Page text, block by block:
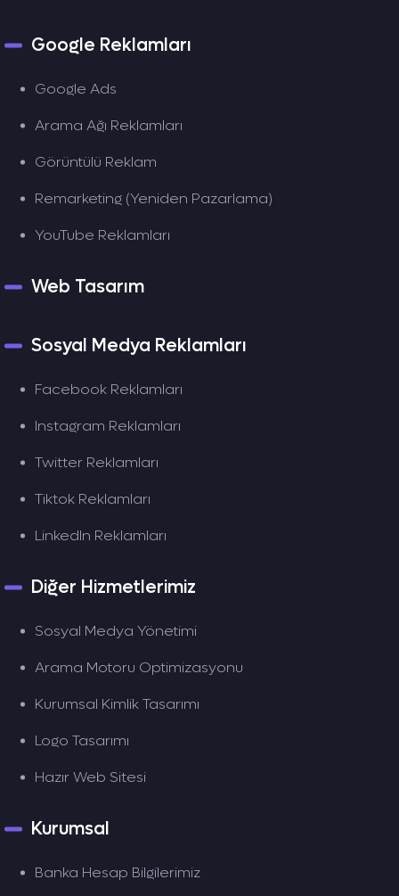
Google Reklamları
Google Ads
Arama Ağı Reklamları
Görüntülü Reklam
Remarketing (Yeniden Pazarlama)
YouTube Reklamları
Web Tasarım
Sosyal Medya Reklamları
Facebook Reklamları
Instagram Reklamları
Twitter Reklamları
Tiktok Reklamları
LinkedIn Reklamları
Diğer Hizmetlerimiz
Sosyal Medya Yönetimi
Arama Motoru Optimizasyonu
Kurumsal Kimlik Tasarımı
Logo Tasarımı
Hazır Web Sitesi
Kurumsal
Banka Hesap Bilgilerimiz